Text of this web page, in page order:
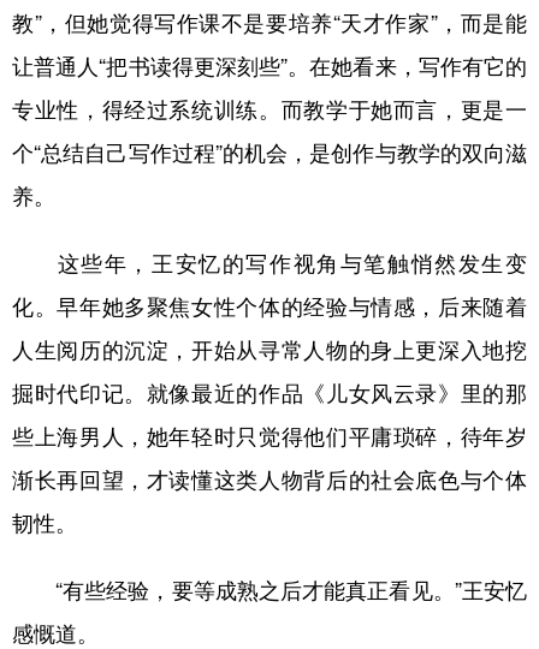
教”，但她觉得写作课不是要培养“天才作家”，而是能
让普通人“把书读得更深刻些”。在她看来，写作有它的
专业性，得经过系统训练。而教学于她而言，更是一
个“总结自己写作过程”的机会，是创作与教学的双向滋
养。
这些年，王安忆的写作视角与笔触悄然发生变
化。早年她多聚焦女性个体的经验与情感，后来随着
人生阅历的沉淀，开始从寻常人物的身上更深入地挖
掘时代印记。就像最近的作品《儿女风云录》里的那
些上海男人，她年轻时只觉得他们平庸琐碎，待年岁
渐长再回望，才读懂这类人物背后的社会底色与个体
韧性。
“有些经验，要等成熟之后才能真正看见。”王安忆
感慨道。